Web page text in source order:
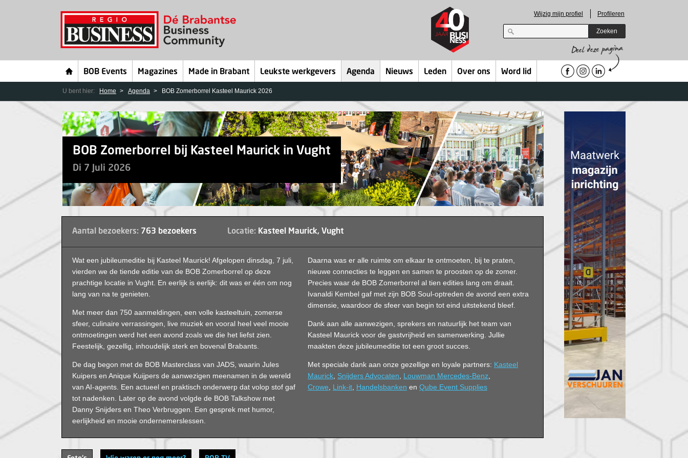
Wijzig mijn profiel Profileren
Zoeken
BOB Events Magazines Made in Brabant Leukste werkgevers Agenda Nieuws Leden Over ons Word lid
U bent hier: Home Agenda BOB Zomerborrel Kasteel Maurick 2026
BOB Zomerborrel bij Kasteel Maurick in Vught
Di 7 Juli 2026
Aantal bezoekers: 763 bezoekers Locatie: Kasteel Maurick, Vught
Wat een jubileumeditie bij Kasteel Maurick! Afgelopen dinsdag, 7 juli,
vierden we de tiende editie van de BOB Zomerborrel op deze
prachtige locatie in Vught. En eerlijk is eerlijk: dit was er één om nog
lang van na te genieten.
Met meer dan 750 aanmeldingen, een volle kasteeltuin, zomerse
sfeer, culinaire verrassingen, live muziek en vooral heel veel mooie
ontmoetingen werd het een avond zoals we die het liefst zien.
Feestelijk, gezellig, inhoudelijk sterk en bovenal Brabants.
De dag begon met de BOB Masterclass van JADS, waarin Jules
Kuipers en Anique Kuijpers de aanwezigen meenamen in de wereld
van AI-agents. Een actueel en praktisch onderwerp dat volop stof gaf
tot nadenken. Later op de avond volgde de BOB Talkshow met
Danny Snijders en Theo Verbruggen. Een gesprek met humor,
eerlijkheid en mooie ondernemerslessen.
Daarna was er alle ruimte om elkaar te ontmoeten, bij te praten,
nieuwe connecties te leggen en samen te proosten op de zomer.
Precies waar de BOB Zomerborrel al tien edities lang om draait.
Ivanaldi Kembel gaf met zijn BOB Soul-optreden de avond een extra
dimensie, waardoor de sfeer van begin tot eind uitstekend bleef.
Dank aan alle aanwezigen, sprekers en natuurlijk het team van
Kasteel Maurick voor de gastvrijheid en samenwerking. Jullie
maakten deze jubileumeditie tot een groot succes.
Met speciale dank aan onze gezellige en loyale partners: Kasteel
Maurick Snijders Advocaten Louwman Mercedes-Benz
Crowe
Link-it Handelsbanken en Qube Event Supplies